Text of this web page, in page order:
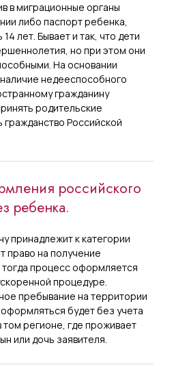
в миграционные органы
либо паспорт ребенка,
лет. Бывает и так, что дети
но при этом они
На основании
недееспособного
гражданину
родительские
гражданство Российской
российского
ребенка.
принадлежит к категории
право на получение
процесс оформляется
процедуре.
пребывание на территории
будет без учета
том регионе, где проживает
или дочь заявителя.